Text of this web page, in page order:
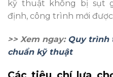
kỹ thuật không bị sụt
định, công trình mới được
>> Xem ngay: Quy trình
chuẩn kỹ thuật